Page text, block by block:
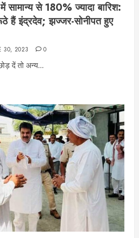
सामान्य से 180% ज्यादा बारिश:
हैं इंद्रदेव; झज्जर-सोनीपत हुए
30, 2023 0
दें तो अन्य...